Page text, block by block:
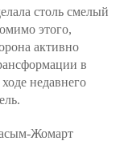
столь смелый
этого,
активно
в
недавнего
Жомарт